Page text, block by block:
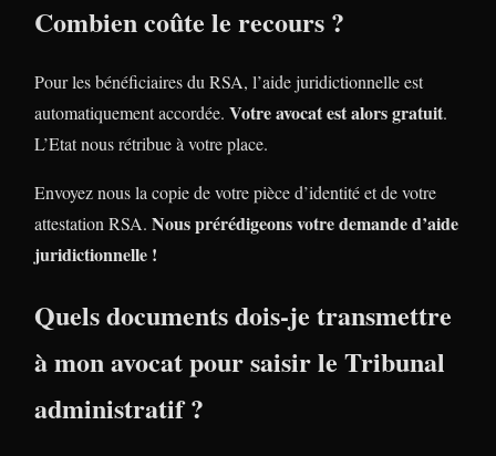
Combien coûte le recours ?
Pour les bénéficiaires du RSA, l’aide juridictionnelle est
automatiquement accordée. Votre avocat est alors gratuit.
L’Etat nous rétribue à votre place.
Envoyez nous la copie de votre pièce d’identité et de votre
attestation RSA. Nous prérédigeons votre demande d’aide
juridictionnelle !
Quels documents dois-je transmettre
à mon avocat pour saisir le Tribunal
administratif ?